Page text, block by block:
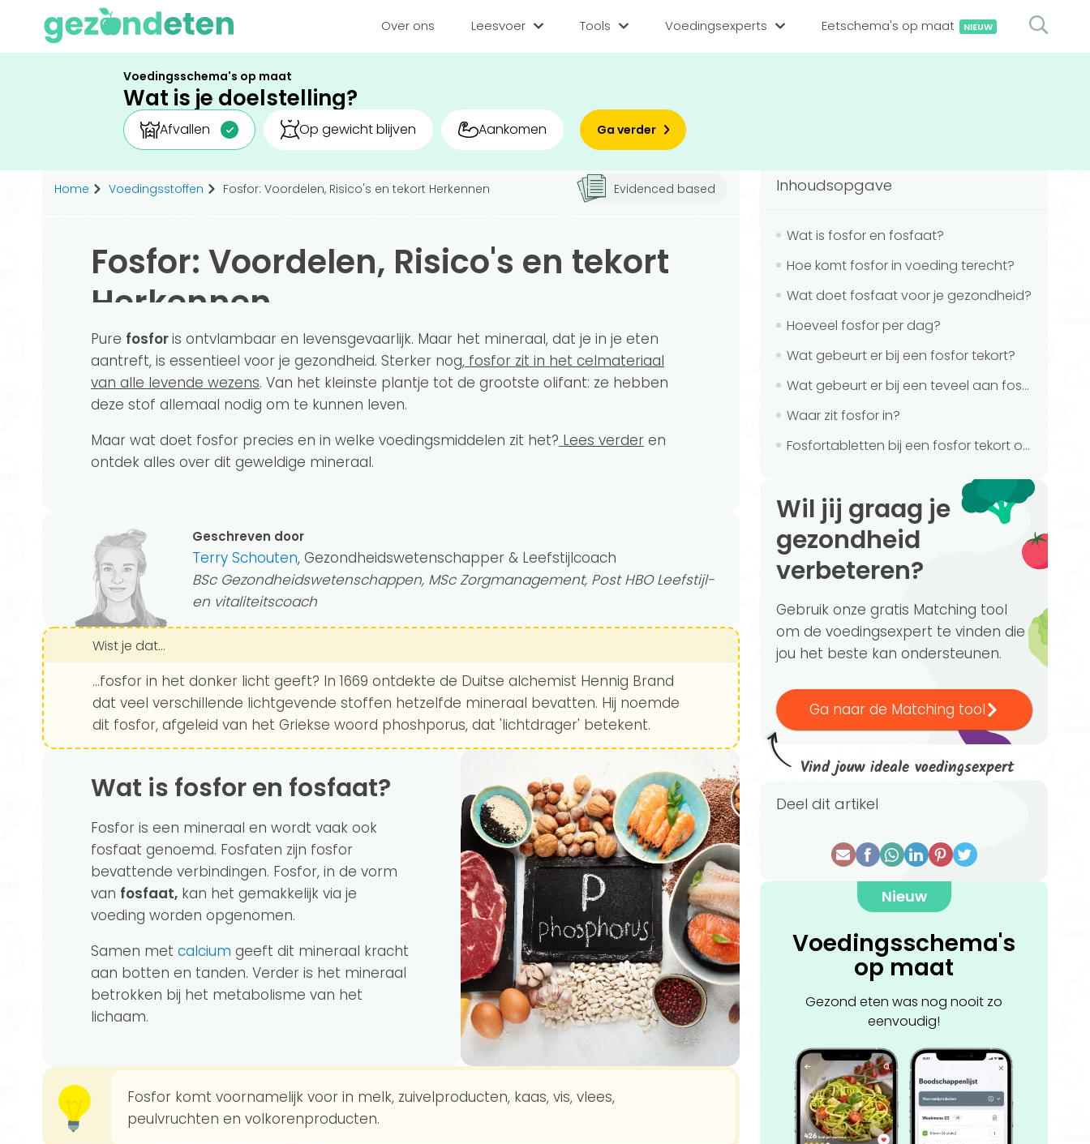
Over ons Leesvoer
Gezond leven
Voeding
Tools
BMI berekenen
Caloriebehoefte berekenen
Ideale gewicht berekenen
Quiz
Voedingsexperts
Voor voedingsexperts
Bedrijf aanmelden
Eetschema's op maat NIEUW
Voedingsschema's op maat
Wat is je doelstelling?
Afvallen Op gewicht blijven Aankomen Ga verder
Home Voedingsstoffen Fosfor: Voordelen, Risico's en tekort Herkennen Evidenced based
Fosfor: Voordelen, Risico's en tekort
Herkennen
Pure fosforis ontvlambaar en levensgevaarlijk. Maar het mineraal, dat je in je eten
aantreft, is essentieel voor je gezondheid. Sterker nog, fosfor zit in het celmateriaal
van alle levende wezens. Van het kleinste plantje tot de grootste olifant: ze hebben
deze stof allemaal nodig om te kunnen leven.
Maar wat doet fosfor precies en in welke voedingsmiddelen zit het? Lees verder en
ontdek alles over dit geweldige mineraal.
Geschreven door
Terry Schouten, Gezondheidswetenschapper & Leefstijlcoach
BSc Gezondheidswetenschappen, MSc Zorgmanagement, Post HBO Leefstijl-
en vitaliteitscoach
Wist je dat...
...fosfor in het donker licht geeft? In 1669 ontdekte de Duitse alchemist Hennig Brand
dat veel verschillende lichtgevende stoffen hetzelfde mineraal bevatten. Hij noemde
dit fosfor, afgeleid van het Griekse woord phoshporus, dat 'lichtdrager' betekent.
Wat is fosfor en fosfaat?
Fosfor is een mineraal en wordt vaak ook
fosfaat genoemd. Fosfaten zijn fosfor
bevattende verbindingen. Fosfor, in de vorm
van fosfaat, kan het gemakkelijk via je
voeding worden opgenomen.
Samen met calcium geeft dit mineraal kracht
aan botten en tanden. Verder is het mineraal
betrokken bij het metabolisme van het
lichaam.
Fosfor komt voornamelijk voor in melk, zuivelproducten, kaas, vis, vlees,
peulvruchten en volkorenproducten.
Inhoudsopgave
Wat is fosfor en fosfaat?
Hoe komt fosfor in voeding terecht?
Wat doet fosfaat voor je gezondheid?
Hoeveel fosfor per dag?
Wat gebeurt er bij een fosfor tekort?
Wat gebeurt er bij een teveel aan fosfor?
Waar zit fosfor in?
Fosfortabletten bij een fosfor tekort of -overschot
Wil jij graag je
gezondheid
verbeteren?
Gebruik onze gratis Matching tool
om de voedingsexpert te vinden die
jou het beste kan ondersteunen.
Ga naar de Matching tool
Vind jouw ideale voedingsexpert
Deel dit artikel
Nieuw
Voedingsschema's
op maat
Gezond eten was nog nooit zo
eenvoudig!